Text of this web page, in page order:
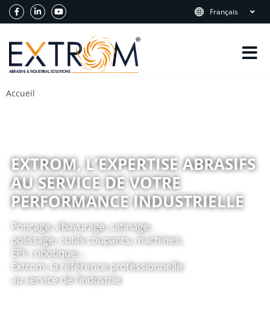
Français
Accueil
EXTROM, L’EXPERTISE ABRASIFS
AU SERVICE DE VOTRE
PERFORMANCE INDUSTRIELLE
Ponçage, ébavurage, satinage,
polissage, outils coupants, machines,
EPI, robotique…
Extrom, la référence professionnelle
au service de l’industrie